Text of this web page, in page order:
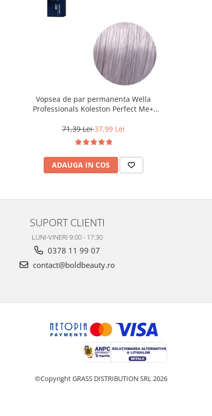
Vopsea de par permanenta Wella
Professionals Koleston Perfect Me+
60 ml
71,39 Lei37,99 Lei
ADAUGA IN COS
SUPORT CLIENTI
LUNI-VINERI 9:00 - 17:30
0378 11 99 07
contact@boldbeauty.ro
©Copyright GRASS DISTRIBUTION SRL 2026